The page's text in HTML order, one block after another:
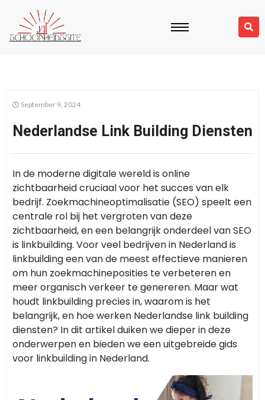
September 9, 2024
Nederlandse Link Building Diensten
In de moderne digitale wereld is online
zichtbaarheid cruciaal voor het succes van elk
bedrijf. Zoekmachineoptimalisatie (SEO) speelt een
centrale rol bij het vergroten van deze
zichtbaarheid, en een belangrijk onderdeel van SEO
is linkbuilding. Voor veel bedrijven in Nederland is
linkbuilding een van de meest effectieve manieren
om hun zoekmachineposities te verbeteren en
meer organisch verkeer te genereren. Maar wat
houdt linkbuilding precies in, waarom is het
belangrijk, en hoe werken Nederlandse link building
diensten? In dit artikel duiken we dieper in deze
onderwerpen en bieden we een uitgebreide gids
voor linkbuilding in Nederland.